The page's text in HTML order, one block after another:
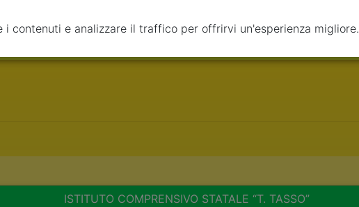
contenuti e analizzare il traffico per offrirvi un'esperienza migliore.
Modulo
ISTITUTO COMPRENSIVO STATALE “T. TASSO”